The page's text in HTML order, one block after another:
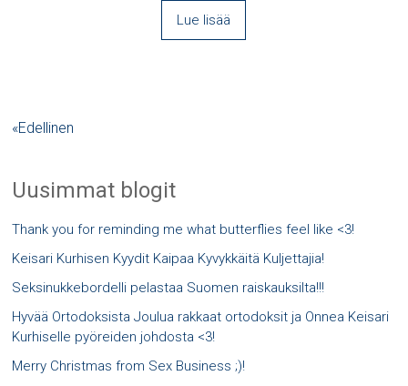
Lue lisää
«Edellinen
Uusimmat blogit
Thank you for reminding me what butterflies feel like <3!
Keisari Kurhisen Kyydit Kaipaa Kyvykkäitä Kuljettajia!
Seksinukkebordelli pelastaa Suomen raiskauksilta!!!
Hyvää Ortodoksista Joulua rakkaat ortodoksit ja Onnea Keisari
Kurhiselle pyöreiden johdosta <3!
Merry Christmas from Sex Business ;)!